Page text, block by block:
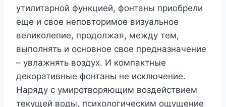
утилитарной функцией, фонтаны приобрели
еще и свое неповторимое визуальное
великолепие, продолжая, между тем,
выполнять и основное свое предназначение
– увлажнять воздух. И компактные
декоративные фонтаны не исключение.
Наряду с умиротворяющим воздействием
текущей воды, психологическим ощущение